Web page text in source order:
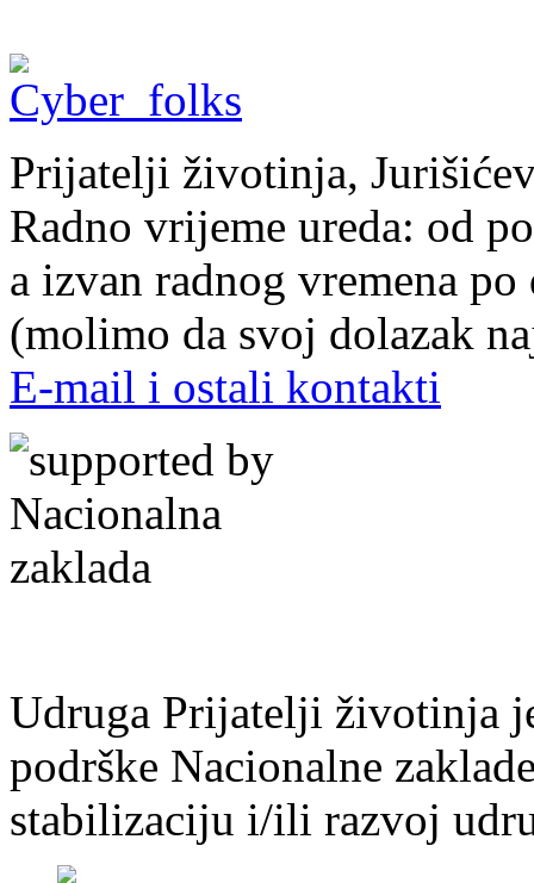
Prijatelji životinja,
Radno vrijeme ureda: od
a izvan radnog vremena
(molimo da svoj dolazak
E-mail i ostali kontakti
Udruga Prijatelji životinja
podrške Nacionalne
stabilizaciju i/ili razvoj